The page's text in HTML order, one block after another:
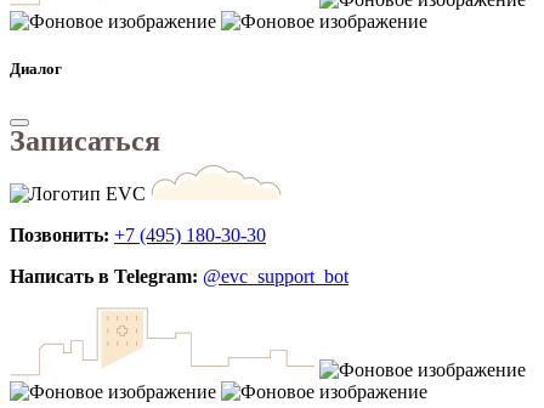
Диалог
Записаться
Позвонить: +7 (495) 180-30-30
Написать в Telegram: @evc_support_bot